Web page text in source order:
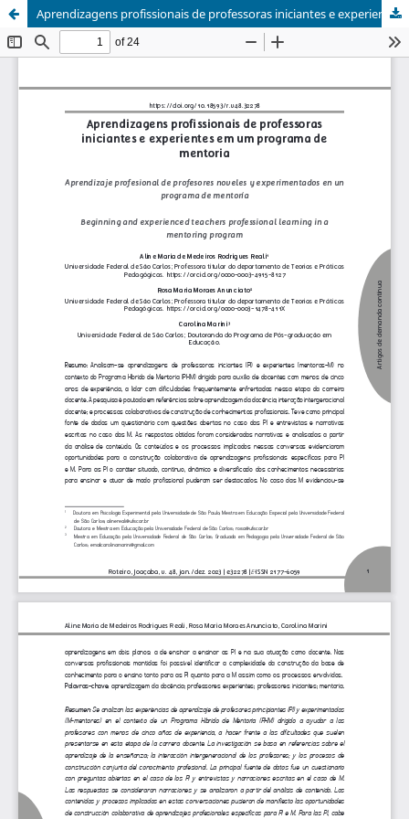
Aprendizagens profissionais de professoras iniciantes e experientes em um programa de mentoria